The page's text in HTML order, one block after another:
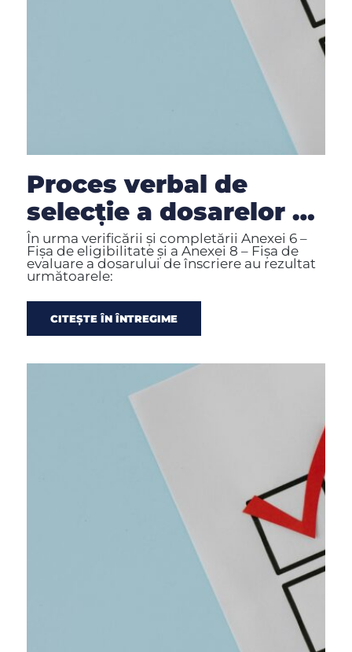
Proces verbal de
selecție a dosarelor de
candidatură depuse
pentru GT în luna
IUNIE 2026
În urma verificării și completării Anexei 6 –
Fișa de eligibilitate și a Anexei 8 – Fișa de
evaluare a dosarului de înscriere au rezultat
următoarele:
CITEȘTE ÎN ÎNTREGIME